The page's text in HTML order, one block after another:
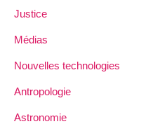
Justice
Médias
Nouvelles technologies
Antropologie
Astronomie